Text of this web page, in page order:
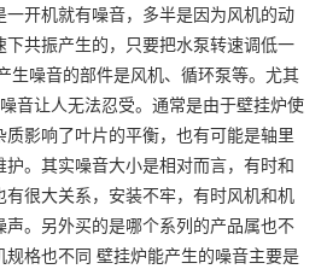
开机就有噪音，多半是因为风机的动
共振产生的，只要把水泵转速调低一
生噪音的部件是风机、循环泵等。尤其
音让人无法忍受。通常是由于壁挂炉使
影响了叶片的平衡，也有可能是轴里
。其实噪音大小是相对而言，有时和
很大关系，安装不牢，有时风机和机
。另外买的是哪个系列的产品属也不
格也不同 壁挂炉能产生的噪音主要是